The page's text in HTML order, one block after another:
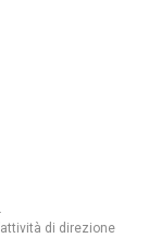
di direzione